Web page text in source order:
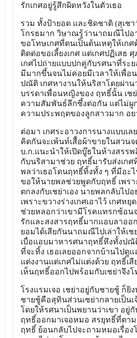
รักเกศอยู่รู้สึกผิดหวังในตัวเธอ
รวม ทั้งป้ายอด และชิดชาติ (สุเช
โกรธมาก วิษาณรู้ว่านาถมณีไปอ
ขอโทษเกศที่ตนเป็นต้นเหตุให้เก
ติดต่อขอเลี้ยงเกศ แต่เกศปฏิเส
เกศไปถ่ายแบบปกคู่กับรศนาที่ระย
มีมากขึ้นจนไม่ค่อยมีเวลาให้เพื่อ
ปณัติ เกศหางานให้นริสาโดยผ่า
บรรดาเพื่อนหญิงของ ฤทธิ์นั้น เช
ความสัมพันธ์ลึกซึ้งต่อกัน แต่ไม่ผู
ความประพฤตของลูกสาวมาก อ
ต่อมา เกศระอาวงการนางแบบ
คิดกันจะเพ้นท์เสื้อผ้าขายในสวน
บ.ก.แนะนำให้เปิดบู๊ธในห้างสรร
กับนริสามาช่วย ฤทธิ์มารับส่งเก
พลว่าเธอโดนฤทธิ์ทิ้งทั้ง ๆ ที่มีอะ
ขอให้นายพลช่วยพูดกับฤทธิ์ เพร
ตกลงกับเชย่าเอง นายพลกลับไป
เพราะขวางร่างเกศเอาไว้ เกศ
ช่วยหลอกว่าเขามีโรคแทรกซ้อน
รักและสงสารฤทธิ์มากแอบลาออ
ยอมได้เสียกันนาถมณีไปเล่าให้เ
เบื่อแอบมาหารศนาฤทธิ์หึงทั้งปณั
ที่จะทิ้ง เธอเลยออกจากบ้านไปดู
แต่งงานแต่เกศไม่แต่งด้วย ฤทธิ์เสี
เห็นฤทธิ์ออกไปพร้อมกับเชย่าจึง
โรงแรมเจอ เชย่าอยู่กับชายชู้ ก็
ชายชู้คือสุทินส่วนเชย่ากลายเป็น
โดยให้รศนาเป็นพยานว่าเขา อยู่
ฤทธิ์ออกมาเจอหมอ สรยุทธิ์ที่ตา
ฤทธิ์ ย้อนกลับไปจะถามหมอเรื่อง